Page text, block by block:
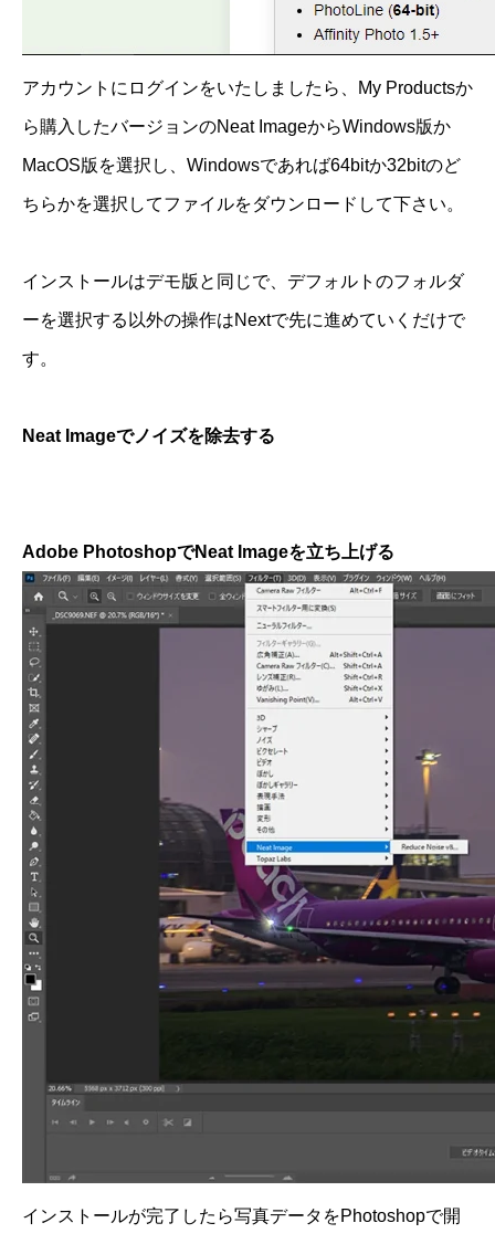
アカウントにログインをいたしましたら、My Productsか
ら購入したバージョンのNeat ImageからWindows版か
MacOS版を選択し、Windowsであれば64bitか32bitのど
ちらかを選択してファイルをダウンロードして下さい。
インストールはデモ版と同じで、デフォルトのフォルダ
ーを選択する以外の操作はNextで先に進めていくだけで
す。
Neat Imageでノイズを除去する
Adobe PhotoshopでNeat Imageを立ち上げる
インストールが完了したら写真データをPhotoshopで開